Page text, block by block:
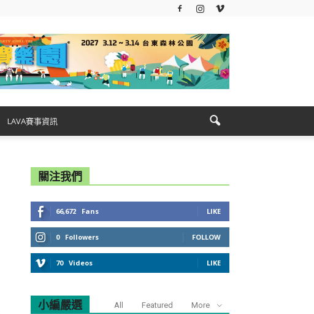
LAVA賽事資訊
關注我們
66,672 Fans LIKE
0 Followers FOLLOW
70 Videos LIKE
小編嚴選 All Featured More